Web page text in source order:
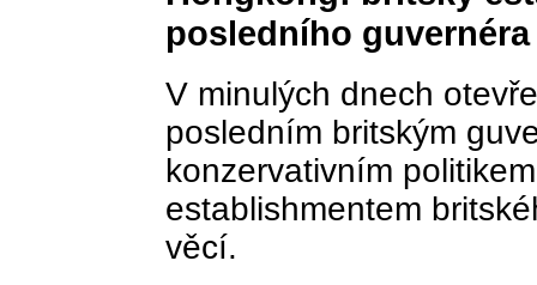
posledního
V minulých dnech
posledním britským
konzervativním
establishmentem
věcí.